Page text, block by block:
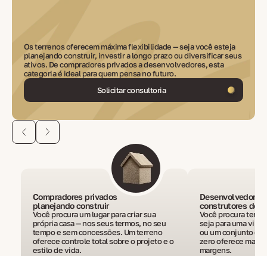
Os terrenos oferecem máxima flexibilidade — seja você esteja
planejando construir, investir a longo prazo ou diversificar seus
ativos. De compradores privados a desenvolvedores, esta
categoria é ideal para quem pensa no futuro.
Solicitar consultoria
Compradores privados
planejando construir
Você procura um lugar para criar sua
própria casa — nos seus termos, no seu
tempo e sem concessões. Um terreno
oferece controle total sobre o projeto e o
estilo de vida.
Desenvolvedores
construtores de
Você procura
seja para uma
ou um conjunto de
zero oferece mais
margens.